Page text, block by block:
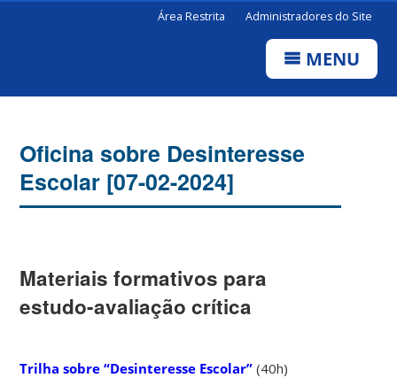
Área Restrita Administradores do Site
MENU
Oficina sobre Desinteresse
Escolar [07-02-2024]
Materiais formativos para
estudo-avaliação crítica
Trilha sobre “Desinteresse Escolar” (40h)